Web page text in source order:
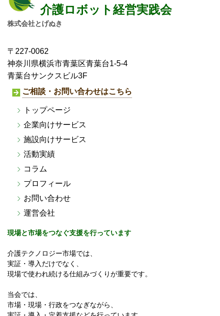
介護ロボット経営実践会
株式会社とげぬき
〒227-0062
神奈川県横浜市青葉区青葉台1-5-4
青葉台サンクスビル3F
ご相談・お問い合わせはこちら
トップページ
企業向けサービス
施設向けサービス
活動実績
コラム
プロフィール
お問い合わせ
運営会社
現場と市場をつなぐ支援を行っています
介護テクノロジー市場では、
実証・導入だけでなく、
現場で使われ続ける仕組みづくりが重要です。
当会では、
市場・現場・行政をつなぎながら、